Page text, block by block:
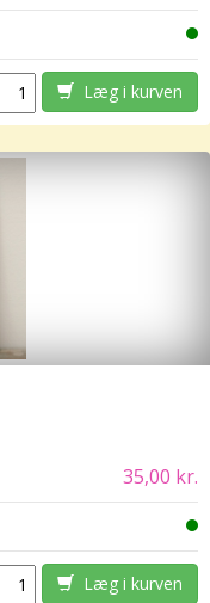
Læg i kurven
35,00 kr.
Læg i kurven